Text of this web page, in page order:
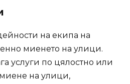
на екипа на
миенето на улици.
услуги по цялостно или
на улици,